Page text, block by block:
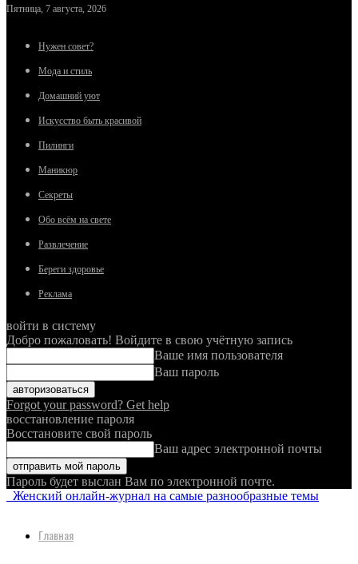
Пятница, 7 августа, 2026
Нужен совет?
Мода и стиль
Домашний уют
Искусство быть красивой
Пилинги
Маникюр
Секреты
Обо всём на свете
Развлечение
Береги здоровье
Реклама
войти в систему
Добро пожаловать! Войдите в свою учётную запись
Ваше имя пользователя
Ваш пароль
Forgot your password? Get help
восстановление пароля
Восстановите свой пароль
Ваш адрес электронной почты
Пароль будет выслан Вам по электронной почте.
Женский онлайн-журнал на самые разнообразные темы
Главная